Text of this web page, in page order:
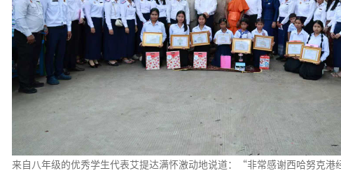
来自八年级的优秀学生代表艾提达满怀激动地说道：“非常感谢西哈努克港